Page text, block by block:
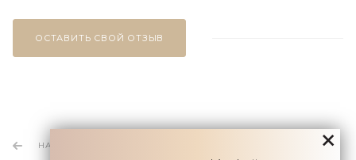
ОСТАВИТЬ СВОЙ ОТЗЫВ
НАЗАД К СПИСКУ